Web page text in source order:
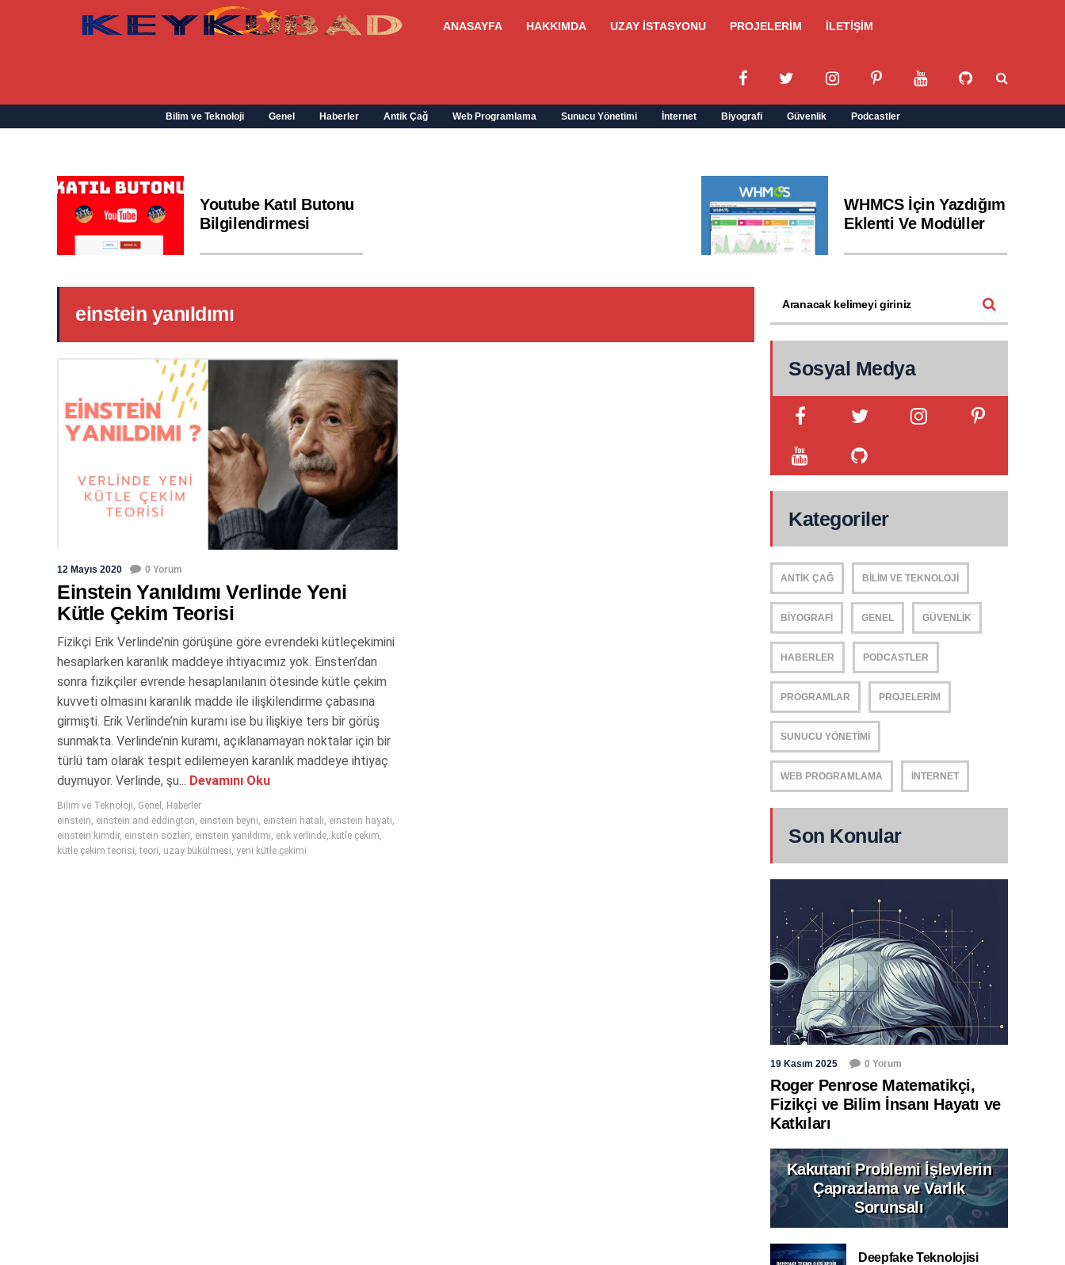
ANASAYFA HAKKIMDA UZAY İSTASYONU PROJELERİM İLETİŞİM
Bilim ve Teknoloji Genel Haberler Antik Çağ Web Programlama Sunucu Yönetimi İnternet Biyografi Güvenlik Podcastler
Youtube Katıl Butonu
Bilgilendirmesi
WHMCS İçin Yazdığım
Eklenti Ve Modüller
einstein yanıldımı
12 Mayıs 2020 0 Yorum
Einstein Yanıldımı Verlinde Yeni
Kütle Çekim Teorisi
Fizikçi Erik Verlinde’nin görüşüne göre evrendeki kütleçekimini
hesaplarken karanlık maddeye ihtiyacımız yok. Einsten’dan
sonra fizikçiler evrende hesaplanılanın ötesinde kütle çekim
kuvveti olmasını karanlık madde ile ilişkilendirme çabasına
girmişti. Erik Verlinde’nin kuramı ise bu ilişkiye ters bir görüş
sunmakta. Verlinde’nin kuramı, açıklanamayan noktalar için bir
türlü tam olarak tespit edilemeyen karanlık maddeye ihtiyaç
duymuyor. Verlinde, şu... Devamını Oku
Bilim ve Teknoloji, Genel , Haberler
einstein, einstein and eddington, einstein beyni, einstein hatalı, einstein hayatı,
einstein kimdir, einstein sözleri, einstein yanıldımı, erik verlinde, kütle çekim,
kütle çekim teorisi,teori, uzay bükülmesi, yeni kütle çekimi
Sosyal Medya
Kategoriler
ANTIK ÇAĞ BILIM VE TEKNOLOJI
BIYOGRAFI GENEL GÜVENLIK
HABERLER PODCASTLER
PROGRAMLAR PROJELERIM
SUNUCU YÖNETIMI
WEB PROGRAMLAMA İNTERNET
Son Konular
19 Kasım 2025 0 Yorum
Roger Penrose Matematikçi,
Fizikçi ve Bilim İnsanı Hayatı ve
Katkıları
Kakutani Problemi İşlevlerin
Çaprazlama ve Varlık
Sorunsalı
Deepfake Teknolojisi